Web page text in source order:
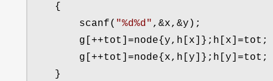
    {
        scanf(
"%d%d" ,&x,&y);
        g[
++tot]=node{y,h[x]};h[x]=tot;
        g[
++tot]=node{x,h[y]};h[y]=tot;
    }